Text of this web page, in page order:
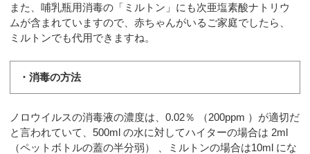
また、哺乳瓶用消毒の「ミルトン」にも次亜塩素酸ナトリウ
ムが含まれていますので、赤ちゃんがいるご家庭でしたら、
ミルトンでも代用できますね。
・消毒の方法
ノロウイルスの消毒液の濃度は、0.02％ （200ppm ）が適切だ
と言われていて、500ml の水に対してハイターの場合は 2ml
（ペットボトルの蓋の半分弱） 、ミルトンの場合は10ml にな